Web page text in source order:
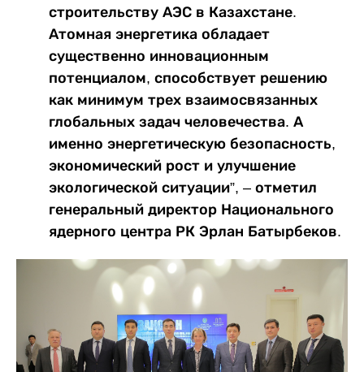
строительству АЭС в Казахстане.
Атомная энергетика обладает
существенно инновационным
потенциалом, способствует решению
как минимум трех взаимосвязанных
глобальных задач человечества. А
именно энергетическую безопасность,
экономический рост и улучшение
экологической ситуации”, – отметил
генеральный директор Национального
ядерного центра РК Эрлан Батырбеков.